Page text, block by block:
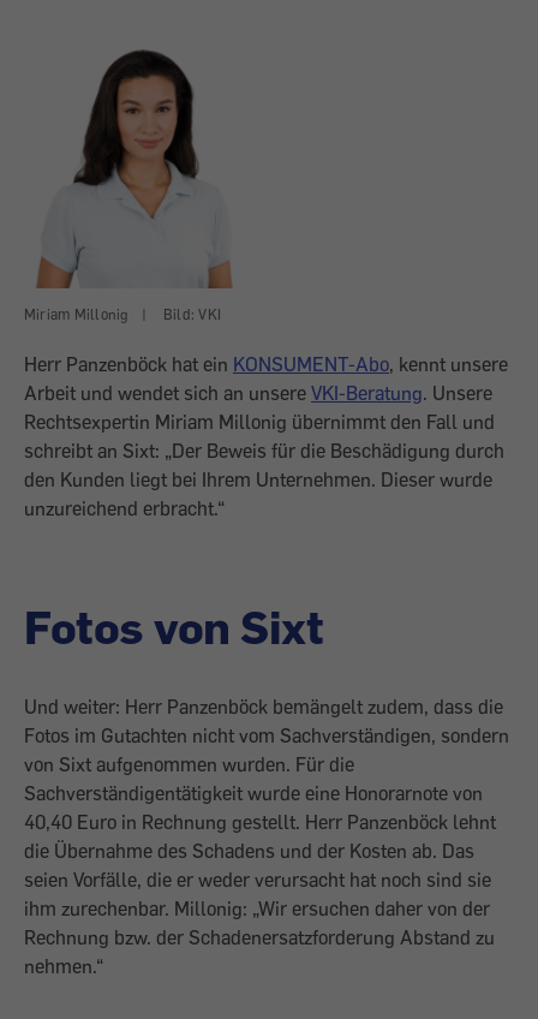
Miriam Millonig | Bild: VKI
Herr Panzenböck hat ein KONSUMENT-Abo, kennt unsere
Arbeit und wendet sich an unsere VKI-Beratung. Unsere
Rechtsexpertin Miriam Millonig übernimmt den Fall und
schreibt an Sixt: „Der Beweis für die Beschädigung durch
den Kunden liegt bei Ihrem Unternehmen. Dieser wurde
unzureichend erbracht.“
Fotos von Sixt
Und weiter: Herr Panzenböck bemängelt zudem, dass die
Fotos im Gutachten nicht vom Sachverständigen, sondern
von Sixt aufgenommen wurden. Für die
Sachverständigentätigkeit wurde eine Honorarnote von
40,40 Euro in Rechnung gestellt. Herr Panzenböck lehnt
die Übernahme des Schadens und der Kosten ab. Das
seien Vorfälle, die er weder verursacht hat noch sind sie
ihm zurechenbar. Millonig: „Wir ersuchen daher von der
Rechnung bzw. der Schadenersatzforderung Abstand zu
nehmen.“